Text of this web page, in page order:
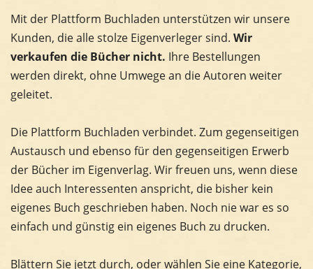
Mit der Plattform Buchladen unterstützen wir unsere
Kunden, die alle stolze Eigenverleger sind. Wir
verkaufen die Bücher nicht. Ihre Bestellungen
werden direkt, ohne Umwege an die Autoren weiter
geleitet.
Die Plattform Buchladen verbindet. Zum gegenseitigen
Austausch und ebenso für den gegenseitigen Erwerb
der Bücher im Eigenverlag. Wir freuen uns, wenn diese
Idee auch Interessenten anspricht, die bisher kein
eigenes Buch geschrieben haben. Noch nie war es so
einfach und günstig ein eigenes Buch zu drucken.
Blättern Sie jetzt durch, oder wählen Sie eine Kategorie,